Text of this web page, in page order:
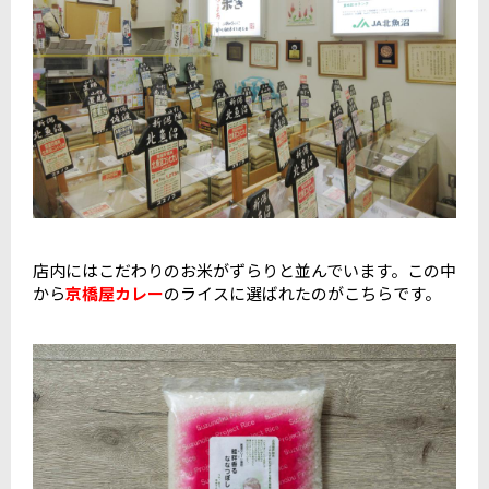
店内にはこだわりのお米がずらりと並んでいます。この中
から京橋屋カレーのライスに選ばれたのがこちらです。